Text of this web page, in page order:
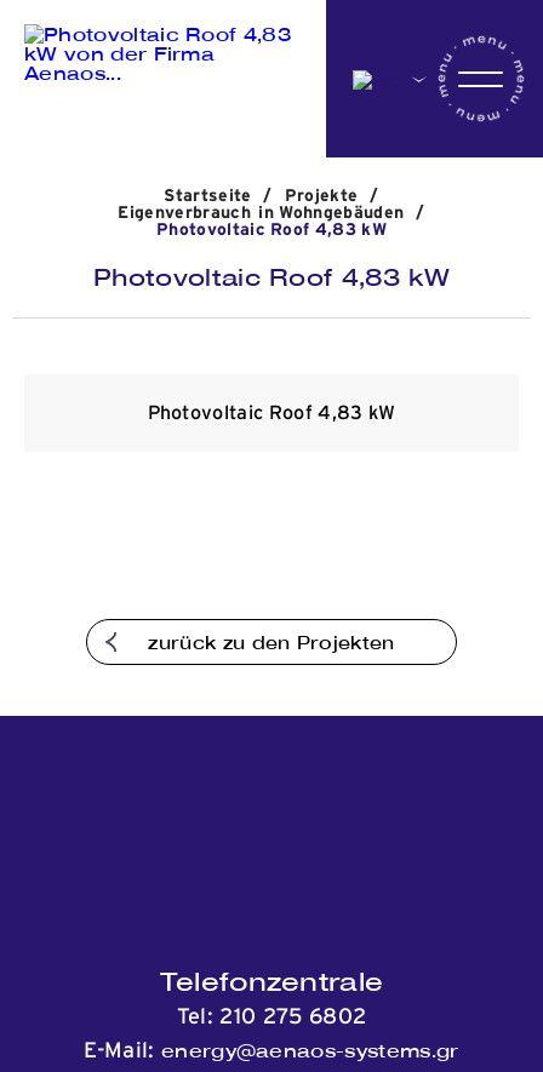
Das Unternehmen
Aktivitäten
Projekte
Startseite / Projekte
/
Eigenverbrauch in Wohngebäuden
/
Photovoltaic Roof 4,83 kW
Photovoltaic Roof 4,83 kW
Photovoltaic Roof 4,83 kW
zurück zu den Projekten
Telefonzentrale
Tel: 210 275 6802
E-Mail: energy@aenaos-systems.gr